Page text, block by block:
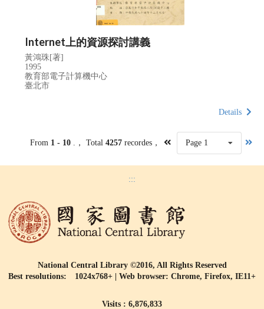
Internet上的資源探討講義
黃鴻珠[著]
1995
教育部電子計算機中心
臺北市
Details
From 1 - 10 .， Total 4257recordes， Page 1
:::
National Central Library ©2016, All Rights Reserved
Best resolutions: 1024x768+ | Web browser: Chrome, Firefox, IE11+
Visits : 6,876,833